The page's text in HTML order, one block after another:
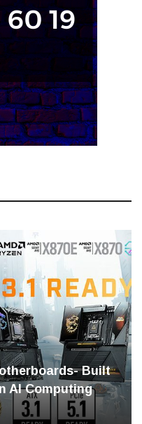
Built
AI Computing